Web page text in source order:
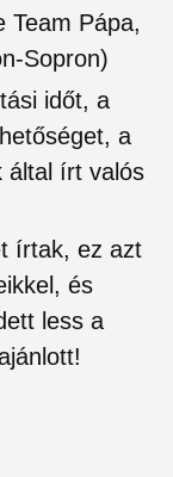
Team Pápa,
Sopron)
időt, a
a
által írt valós
írtak, ez azt
és
less a